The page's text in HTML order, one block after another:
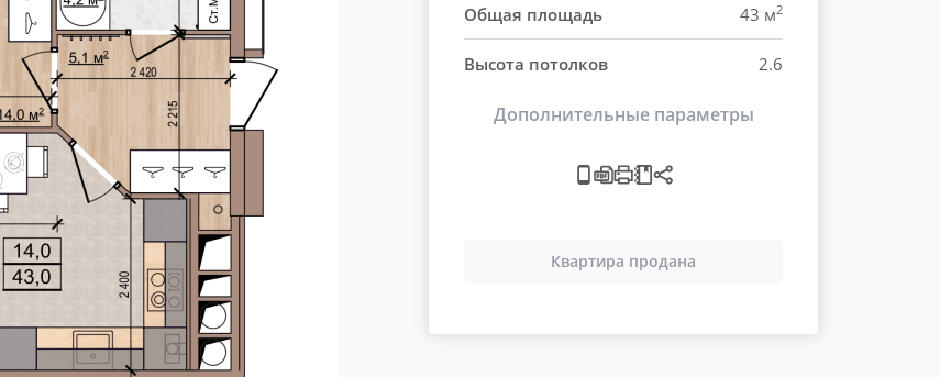
Общая площадь 43 м2
Высота потолков 2.6
Дополнительные параметры
Квартира продана